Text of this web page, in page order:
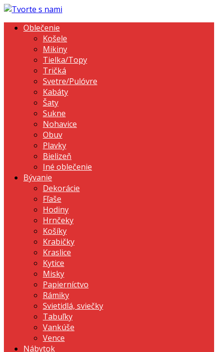
Oblečenie
Košele
Mikiny
Tielka/Topy
Tričká
Svetre/Pulóvre
Kabáty
Šaty
Sukne
Nohavice
Obuv
Plavky
Bielizeň
Iné oblečenie
Bývanie
Dekorácie
Fľaše
Hodiny
Hrnčeky
Košíky
Krabičky
Kraslice
Kytice
Misky
Papierníctvo
Rámiky
Svietidlá, sviečky
Tabuľky
Vankúše
Vence
Nábytok